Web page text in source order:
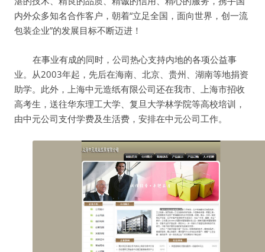
内外众多知名合作客户，朝着“立足全国，面向世界，创一流
包装企业”的发展目标不断迈进！
在事业有成的同时，公司热心支持内地的各项公益事
业。从2003年起，先后在海南、北京、贵州、湖南等地捐资
助学。此外，上海中元造纸有限公司还在我市、上海市招收
高考生，送往华东理工大学、复旦大学林学院等高校培训，
由中元公司支付学费及生活费，安排在中元公司工作。